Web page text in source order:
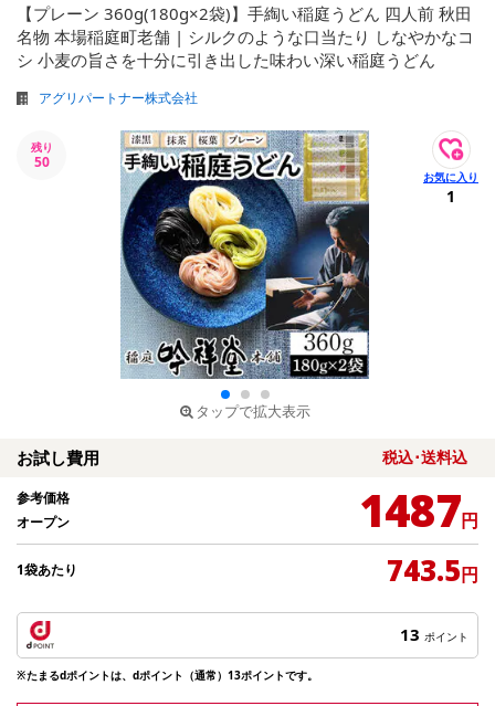
【プレーン 360g(180g×2袋)】手綯い稲庭うどん 四人前 秋田
名物 本場稲庭町老舗 | シルクのような口当たり しなやかなコ
シ 小麦の旨さを十分に引き出した味わい深い稲庭うどん
アグリパートナー株式会社
残り
50
タップで拡大表示
1
お試し費用 税込･送料込
参考価格
オープン
1487円
1袋あたり 743.5円
13 ポイント
※たまるdポイントは、dポイント（通常）13ポイントです。